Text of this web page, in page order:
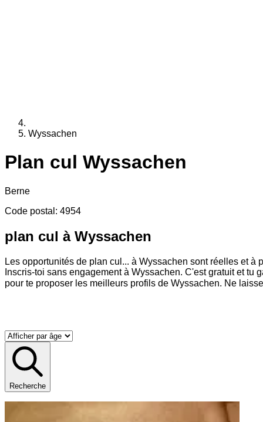
Wyssachen
Plan cul Wyssachen
Berne
Code postal : 4954
plan cul à Wyssachen
Les opportunités de plan cul ... à Wyssachen sont réelles et à
Inscris-toi sans engagement à Wyssachen. C'est gratuit et
pour te proposer les meilleurs profils de Wyssachen. Ne
Recherche